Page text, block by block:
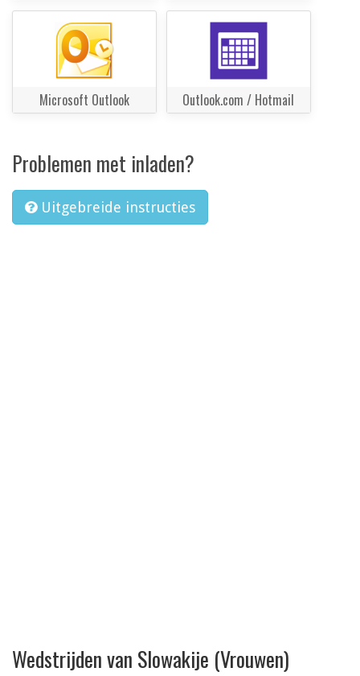
Microsoft Outlook Outlook.com / Hotmail
Problemen met inladen?
Uitgebreide instructies
Wedstrijden van Slowakije (Vrouwen)